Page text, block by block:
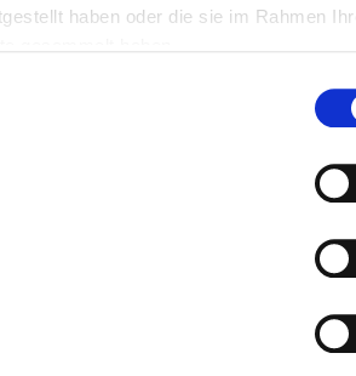
haben oder die sie im Rahmen
zu den Initiativen und
bibliotheken/projekte/